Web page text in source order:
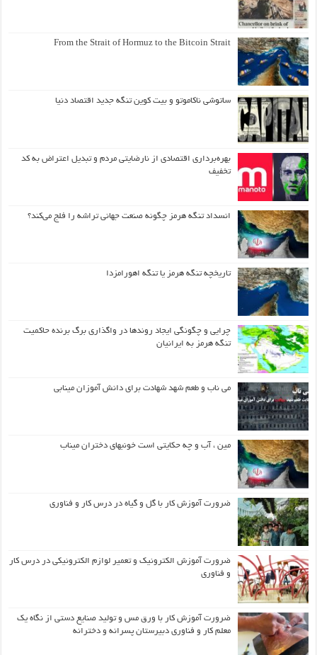
From the Strait of Hormuz to the Bitcoin Strait
ساتوشی ناکاموتو و بیت کوین تنگه جدید اقتصاد دنیا
بهره‌برداری اقتصادی از نارضایتی مردم و تبدیل اعتراض به کد
تخفیف
انسداد تنگه هرمز چگونه صنعت جهانی تراشه را فلج می‌کند؟
تاریخچه تنگه هرمز یا تنگه اهورامزدا
چرایی و چگونگی ایجاد روندها در واگذاری برگ برنده حاکمیت
تنگه هرمز به ایرانیان
می ناب و طعم شهد شهادت برای دانش آموزان مینابی
مین ، آب و چه حکایتی است خونبهای دختران میناب
ضرورت آموزش کار با گل و گیاه در درس کار و فناوری
ضرورت آموزش الکترونیک و تعمیر لوازم الکترونیکی در درس کار
و فناوری
ضرورت آموزش کار با ورق مس و تولید صنایع دستی از نگاه یک
معلم کار و فناوری دبیرستان پسرانه و دخترانه